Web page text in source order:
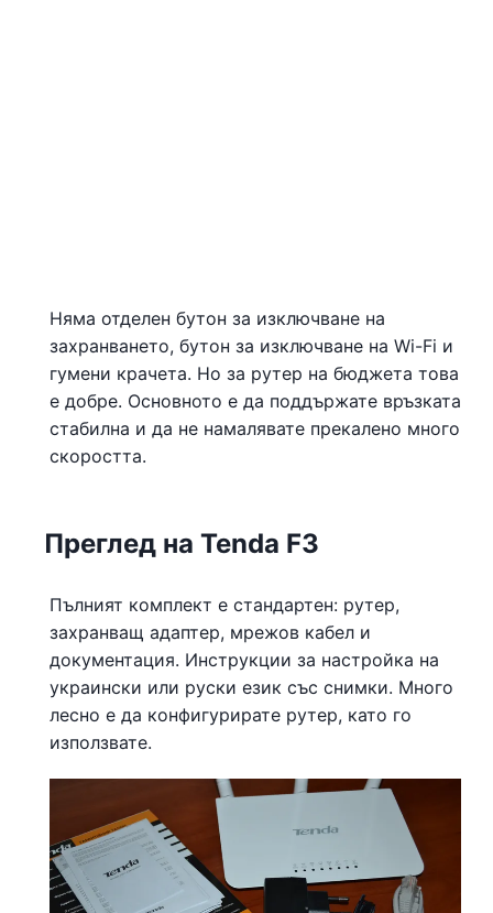
Няма отделен бутон за изключване на
захранването, бутон за изключване на Wi-Fi и
гумени крачета. Но за рутер на бюджета това
е добре. Основното е да поддържате връзката
стабилна и да не намалявате прекалено много
скоростта.
Преглед на Tenda F3
Пълният комплект е стандартен: рутер,
захранващ адаптер, мрежов кабел и
документация. Инструкции за настройка на
украински или руски език със снимки. Много
лесно е да конфигурирате рутер, като го
използвате.